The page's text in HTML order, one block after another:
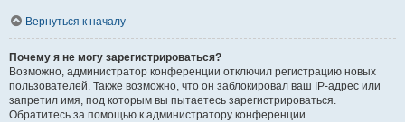
Вернуться к началу
Почему я не могу зарегистрироваться?
Возможно, администратор конференции отключил регистрацию новых
пользователей. Также возможно, что он заблокировал ваш IP-адрес или
запретил имя, под которым вы пытаетесь зарегистрироваться.
Обратитесь за помощью к администратору конференции.